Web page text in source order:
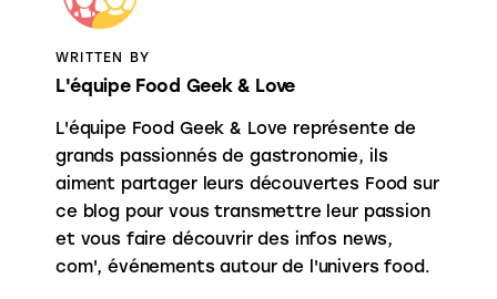
WRITTEN BY
L'équipe Food Geek & Love
L'équipe Food Geek & Love représente de
grands passionnés de gastronomie, ils
aiment partager leurs découvertes Food sur
ce blog pour vous transmettre leur passion
et vous faire découvrir des infos news,
com', événements autour de l'univers food.